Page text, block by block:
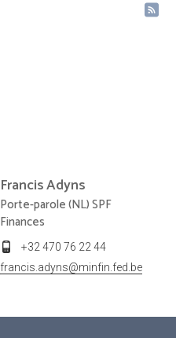
FrancisAdyns
Porte-parole (NL) SPF
Finances
+32 470 76 22 44
francis.adyns@minfin.fed.be